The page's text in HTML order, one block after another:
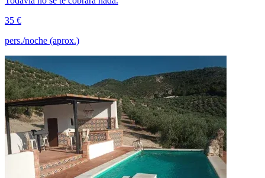
35 €
pers./noche (aprox.)